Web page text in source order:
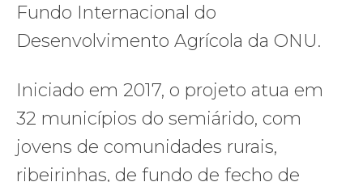
Fundo Internacional do
Desenvolvimento Agrícola da ONU.
Iniciado em 2017, o projeto atua em
32 municípios do semiárido, com
jovens de comunidades rurais,
ribeirinhas, de fundo de fecho de